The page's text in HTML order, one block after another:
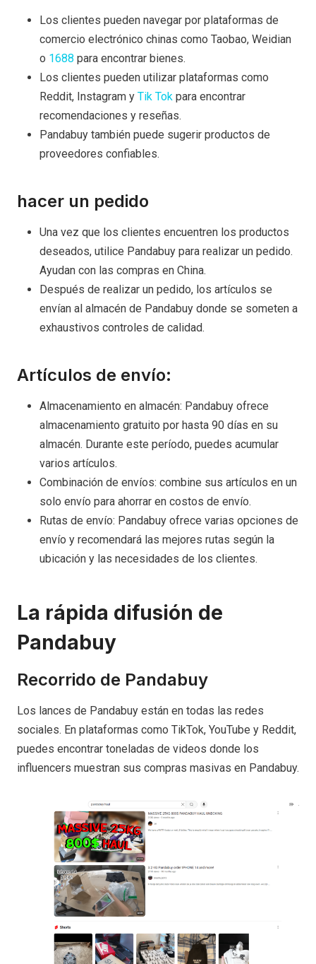
Los clientes pueden navegar por plataformas de
comercio electrónico chinas como Taobao, Weidian
o 1688 para encontrar bienes.
Los clientes pueden utilizar plataformas como
Reddit, Instagram y Tik Tok para encontrar
recomendaciones y reseñas.
Pandabuy también puede sugerir productos de
proveedores confiables.
hacer un pedido
Una vez que los clientes encuentren los productos
deseados, utilice Pandabuy para realizar un pedido.
Ayudan con las compras en China.
Después de realizar un pedido, los artículos se
envían al almacén de Pandabuy donde se someten a
exhaustivos controles de calidad.
Artículos de envío:
Almacenamiento en almacén: Pandabuy ofrece
almacenamiento gratuito por hasta 90 días en su
almacén. Durante este período, puedes acumular
varios artículos.
Combinación de envíos: combine sus artículos en un
solo envío para ahorrar en costos de envío.
Rutas de envío: Pandabuy ofrece varias opciones de
envío y recomendará las mejores rutas según la
ubicación y las necesidades de los clientes.
La rápida difusión de
Pandabuy
Recorrido de Pandabuy
Los lances de Pandabuy están en todas las redes
sociales. En plataformas como TikTok, YouTube y Reddit,
puedes encontrar toneladas de videos donde los
influencers muestran sus compras masivas en Pandabuy.